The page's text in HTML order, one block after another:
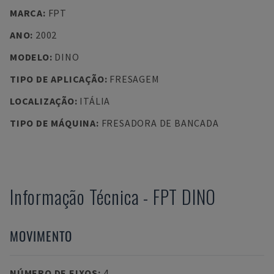
MARCA: FPT
ANO: 2002
MODELO: DINO
TIPO DE APLICAÇÃO: FRESAGEM
LOCALIZAÇÃO: ITÁLIA
TIPO DE MÁQUINA: FRESADORA DE BANCADA
Informação Técnica - FPT DINO
MOVIMENTO